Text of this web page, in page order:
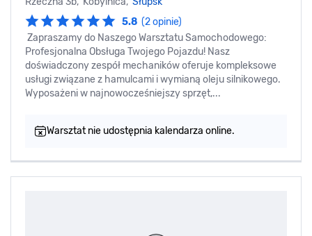
5.8 (2 opinie)
Zapraszamy do Naszego Warsztatu Samochodowego:
Profesjonalna Obsługa Twojego Pojazdu! Nasz
doświadczony zespół mechaników oferuje kompleksowe
usługi związane z hamulcami i wymianą oleju silnikowego.
Wyposażeni w najnowocześniejszy sprzęt,...
Warsztat nie udostępnia kalendarza online.